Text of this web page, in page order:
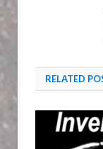
RELATED